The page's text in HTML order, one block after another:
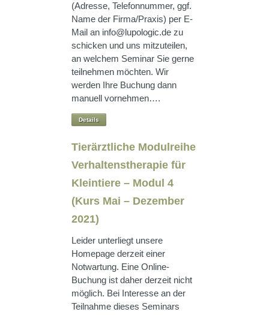
(Adresse, Telefonnummer, ggf.
Name der Firma/Praxis) per E-
Mail an info@lupologic.de zu
schicken und uns mitzuteilen,
an welchem Seminar Sie gerne
teilnehmen möchten. Wir
werden Ihre Buchung dann
manuell vornehmen….
Details
Tierärztliche Modulreihe
Verhaltenstherapie für
Kleintiere – Modul 4
(Kurs Mai – Dezember
2021)
Leider unterliegt unsere
Homepage derzeit einer
Notwartung. Eine Online-
Buchung ist daher derzeit nicht
möglich. Bei Interesse an der
Teilnahme dieses Seminars